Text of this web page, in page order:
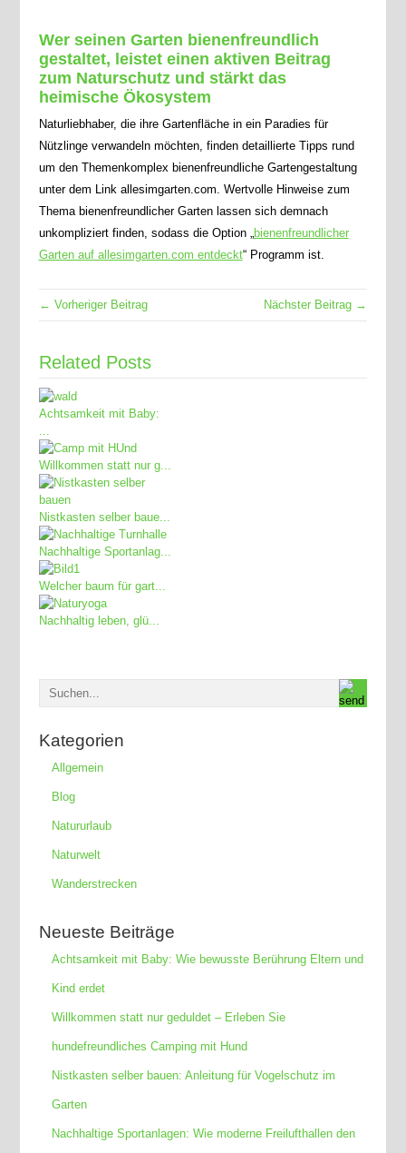
Wer seinen Garten bienenfreundlich
gestaltet, leistet einen aktiven Beitrag
zum Naturschutz und stärkt das
heimische Ökosystem
Naturliebhaber, die ihre Gartenfläche in ein Paradies für
Nützlinge verwandeln möchten, finden detaillierte Tipps rund
um den Themenkomplex bienenfreundliche Gartengestaltung
unter dem Link allesimgarten.com. Wertvolle Hinweise zum
Thema bienenfreundlicher Garten lassen sich demnach
unkompliziert finden, sodass die Option „bienenfreundlicher
Garten auf allesimgarten.com entdeckt“ Programm ist.
← Vorheriger Beitrag Nächster Beitrag →
Related Posts
Achtsamkeit mit Baby:
...
Willkommen statt nur g...
Nistkasten selber baue...
Nachhaltige Sportanlag...
Welcher baum für gart...
Nachhaltig leben, glü...
Kategorien
Allgemein
Blog
Natururlaub
Naturwelt
Wanderstrecken
Neueste Beiträge
Achtsamkeit mit Baby: Wie bewusste Berührung Eltern und
Kind erdet
Willkommen statt nur geduldet – Erleben Sie
hundefreundliches Camping mit Hund
Nistkasten selber bauen: Anleitung für Vogelschutz im
Garten
Nachhaltige Sportanlagen: Wie moderne Freilufthallen den